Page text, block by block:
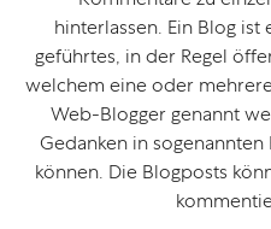
hinterlassen. Ein Blog
geführtes, in der Regel
welchem eine oder
Web-Blogger genannt
Gedanken in
können. Die Blogposts